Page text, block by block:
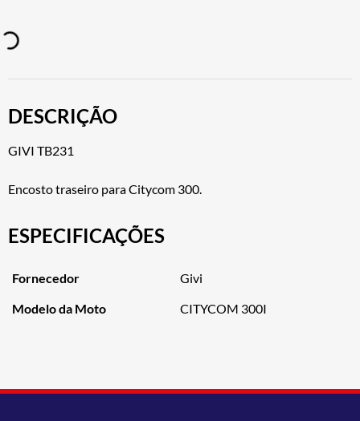
DESCRIÇÃO
GIVI TB231
Encosto traseiro para Citycom 300.
ESPECIFICAÇÕES
Fornecedor Givi
Modelo da Moto CITYCOM 300I